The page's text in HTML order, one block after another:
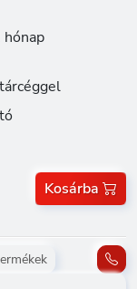
hónap
Kosárba